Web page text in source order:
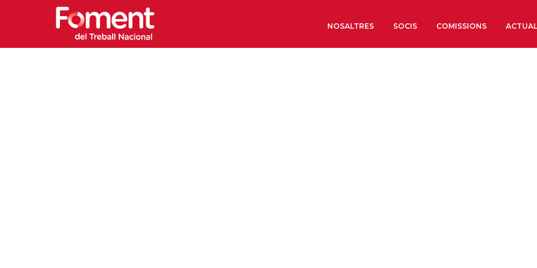
NOSALTRES SOCIS COMISSIONS